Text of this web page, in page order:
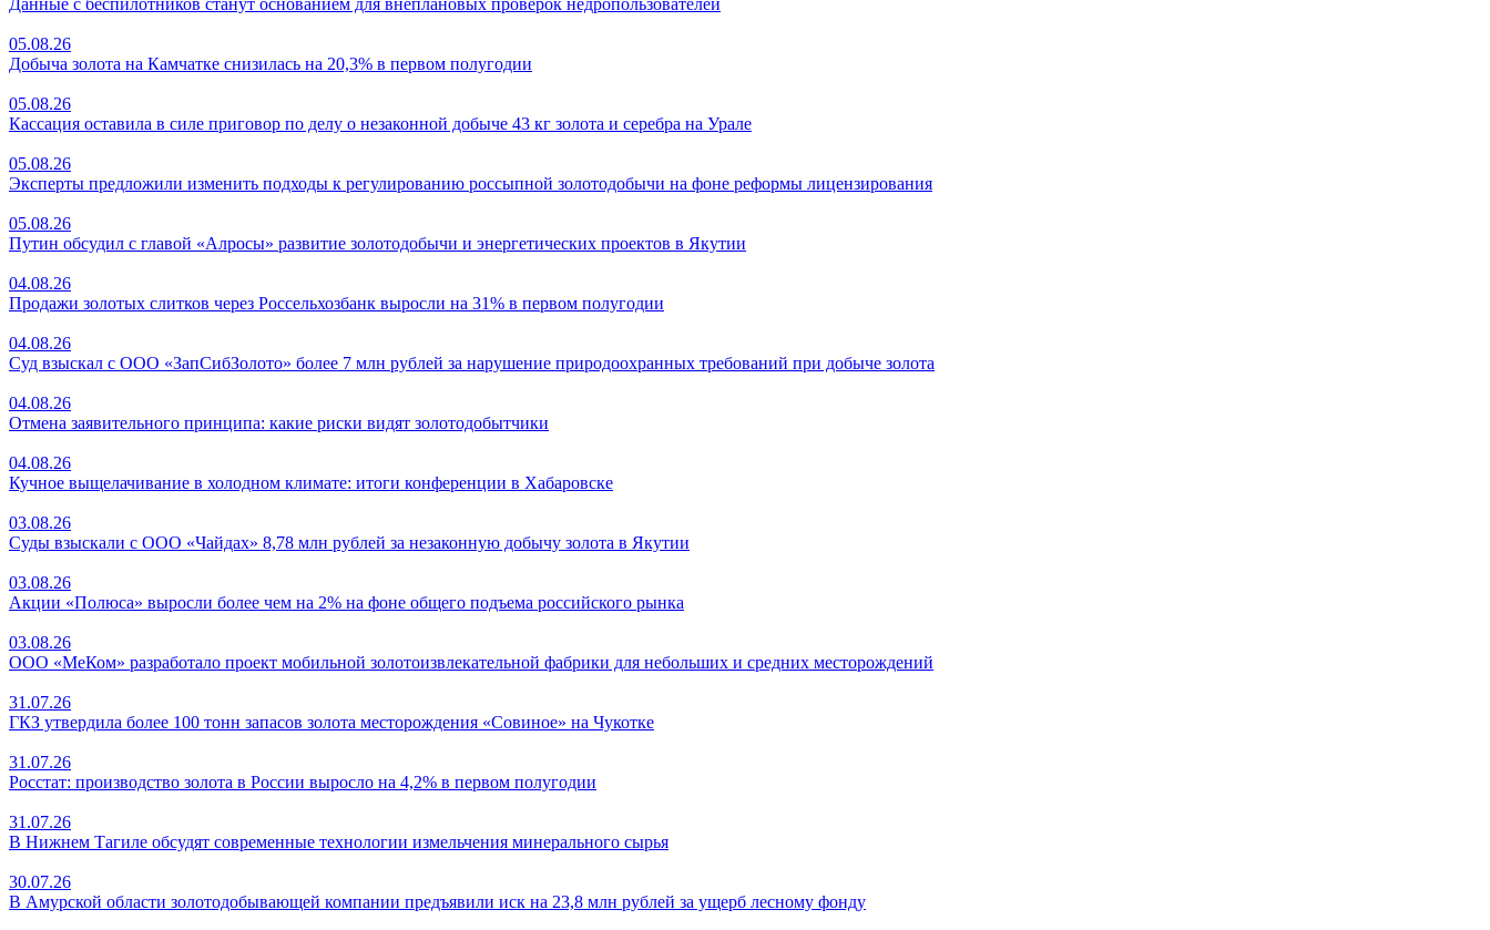
05.08.26
Добыча золота на Камчатке снизилась на 20,3% в первом полугодии
05.08.26
Кассация оставила в силе приговор по делу о незаконной добыче 43 кг золота и серебра на Урале
05.08.26
Эксперты предложили изменить подходы к регулированию россыпной золотодобычи на фоне реформы лицензирования
05.08.26
Путин обсудил с главой «Алросы» развитие золотодобычи и энергетических проектов в Якутии
04.08.26
Продажи золотых слитков через Россельхозбанк выросли на 31% в первом полугодии
04.08.26
Суд взыскал с ООО «ЗапСибЗолото» более 7 млн рублей за нарушение природоохранных требований при добыче золота
04.08.26
Отмена заявительного принципа: какие риски видят золотодобытчики
04.08.26
Кучное выщелачивание в холодном климате: итоги конференции в Хабаровске
03.08.26
Суды взыскали с ООО «Чайдах» 8,78 млн рублей за незаконную добычу золота в Якутии
03.08.26
Акции «Полюса» выросли более чем на 2% на фоне общего подъема российского рынка
03.08.26
ООО «МеКом» разработало проект мобильной золотоизвлекательной фабрики для небольших и средних месторождений
31.07.26
ГКЗ утвердила более 100 тонн запасов золота месторождения «Совиное» на Чукотке
31.07.26
Росстат: производство золота в России выросло на 4,2% в первом полугодии
31.07.26
В Нижнем Тагиле обсудят современные технологии измельчения минерального сырья
30.07.26
В Амурской области золотодобывающей компании предъявили иск на 23,8 млн рублей за ущерб лесному фонду